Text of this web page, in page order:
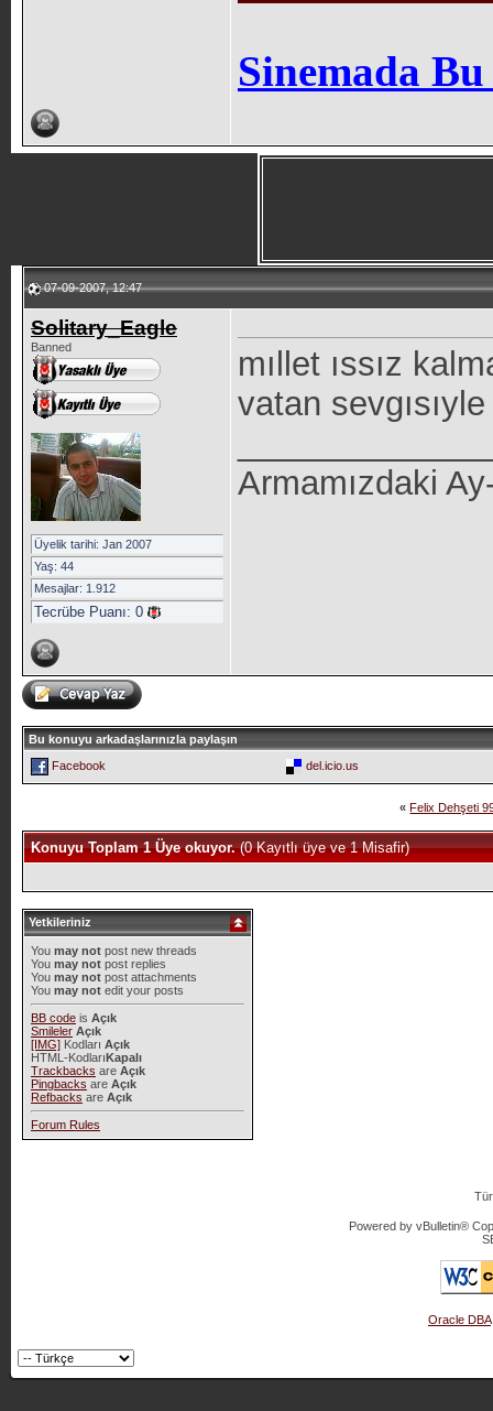
Sinemada
07-09-2007, 12:47
Solitary_Eagle
Banned
Üyelik tarihi: Jan 2007
Yaş: 44
Mesajlar: 1.912
Tecrübe Puanı: 0
mıllet ıssız
vatan
Armamızdaki
Bu konuyu arkadaşlarınızla paylaşın
Facebook
del.icio.us
« Felix Dehşeti
Konuyu Toplam 1 Üye okuyor.(0 Kayıtlı üye ve 1 Misafir)
Yetkileriniz
You may notpost new threads
You may notpost replies
You may notpost attachments
You may notedit your posts
BB codeis Açık
Smileler Açık
[IMG]Kodları Açık
HTML-KodlarıKapalı
Trackbacks are Açık
Pingbacks are Açık
Refbacks are Açık
Forum Rules
Powered by vBulletin®
Oracle DBA